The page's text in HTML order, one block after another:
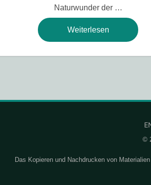
Naturwunder der …
Weiterlesen
©
Das Kopieren und Nachdrucken von